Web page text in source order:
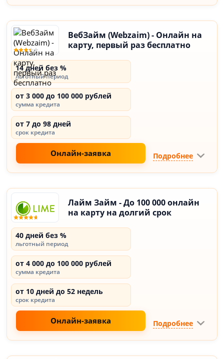
ВебЗайм (Webzaim) - Онлайн на
карту, первый раз бесплатно
14 дней без %
льготный период
от 3 000 до 100 000 рублей
сумма кредита
от 7 до 98 дней
срок кредита
Онлайн-заявка Подробнее
Лайм Займ - До 100 000 онлайн
на карту на долгий срок
40 дней без %
льготный период
от 4 000 до 100 000 рублей
сумма кредита
от 10 дней до 52 недель
срок кредита
Онлайн-заявка Подробнее